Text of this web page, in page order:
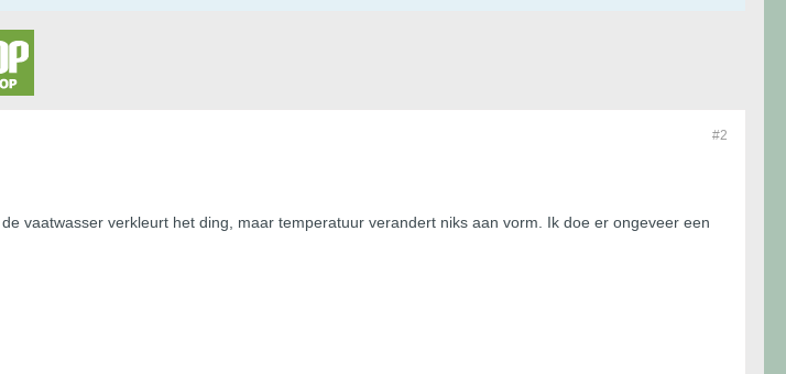
#2
vaatwasser verkleurt het ding, maar temperatuur verandert niks aan vorm. Ik doe er ongeveer een